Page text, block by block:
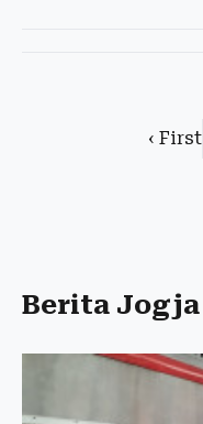
‹ First
Berita Jogja